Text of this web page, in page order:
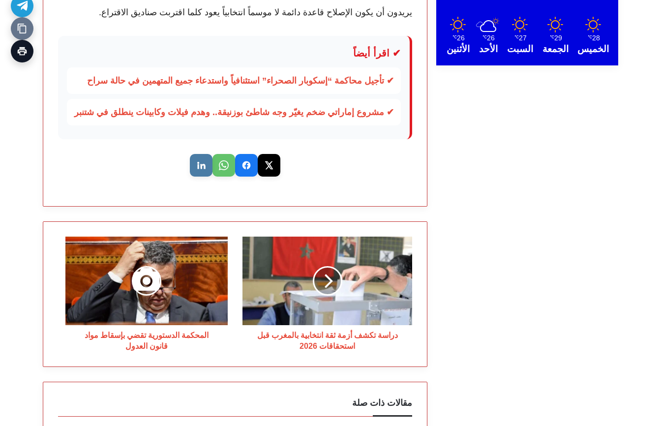
يريدون أن يكون الإصلاح قاعدة دائمة لا موسماً انتخابياً يعود كلما اقتربت صناديق الاقتراع.
✔ اقرأ أيضاً
✔ تأجيل محاكمة “إسكوبار الصحراء” استئنافياً واستدعاء جميع المتهمين في حالة سراح
✔ مشروع إماراتي ضخم يغيّر وجه شاطئ بوزنيقة.. وهدم فيلات وكابينات ينطلق في شتنبر
دراسة
تكشف
أزمة
ثقة
انتخابية
بالمغرب
قبل
استحقاقات
2026
دراسة تكشف أزمة ثقة انتخابية بالمغرب قبل
استحقاقات 2026
المحكمة
الدستورية
تقضي
بإسقاط
مواد
قانون
العدول
المحكمة الدستورية تقضي بإسقاط مواد
قانون العدول
مقالات ذات صلة
28
℃
الخميس
29
℃
الجمعة
27
℃
السبت
26
℃
الأحد
26
℃
الأثنين